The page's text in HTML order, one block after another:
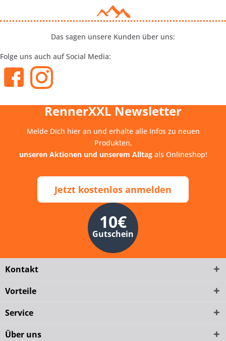
Das sagen unsere Kunden über uns:
Folge uns auch auf Social Media:
RennerXXL Newsletter
Melde Dich hier an und erhalte alle Infos zu neuen
Produkten,
unseren Aktionen und unserem Alltagals Onlineshop!
Jetzt kostenlos anmelden
10€
Gutschein
Kontakt
Vorteile
Service
Über uns